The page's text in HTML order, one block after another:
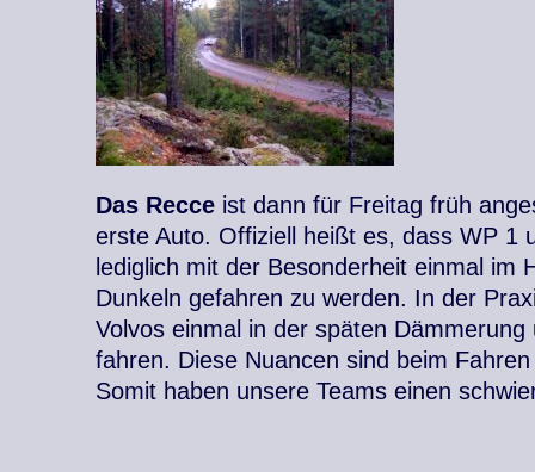
Das Recce ist dann für Freitag früh
erste Auto. Offiziell heißt es, dass WP 1
lediglich mit der Besonderheit einmal im
Dunkeln gefahren zu werden. In der
Volvos einmal in der späten
fahren. Diese Nuancen sind beim
Somit haben unsere Teams einen